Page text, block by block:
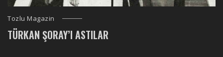
Tozlu Magazin
TÜRKAN ŞORAY’I ASTILAR